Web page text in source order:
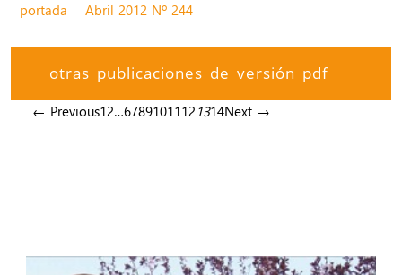
portada
Abril 2012 Nº 244
otras publicaciones de versión pdf
← Previous12…67891011121314Next →